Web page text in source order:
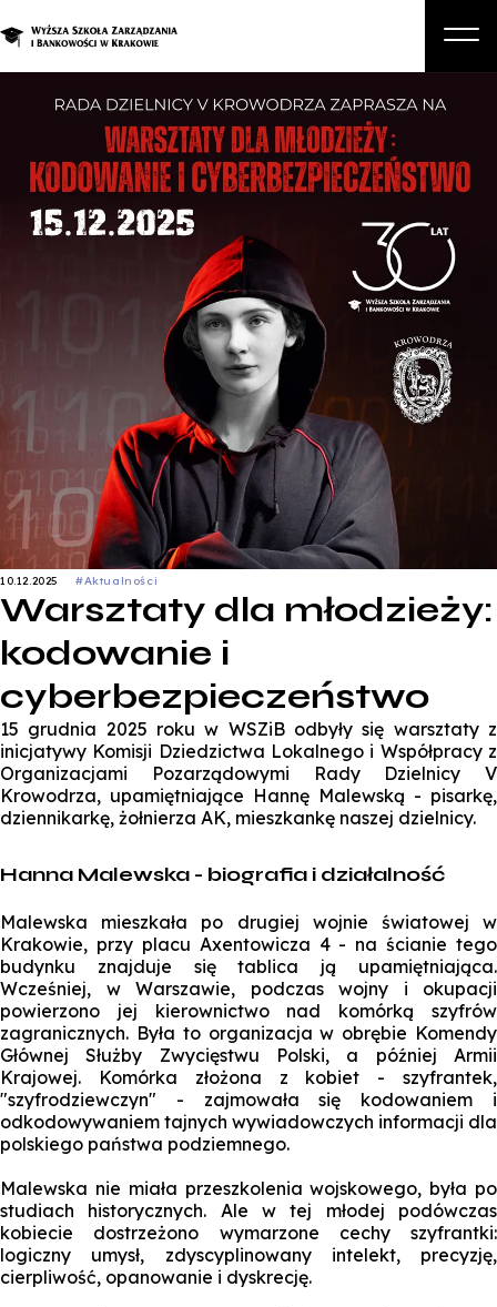
O nas
Studia
Kandydat
Student
Biznes
Zapisz się na studia
10.12.2025 #Aktualności
Warsztaty dla młodzieży:
kodowanie i
cyberbezpieczeństwo
15 grudnia 2025 roku w WSZiB odbyły się warsztaty z
inicjatywy Komisji Dziedzictwa Lokalnego i Współpracy z
Organizacjami Pozarządowymi Rady Dzielnicy V
Krowodrza, upamiętniające Hannę Malewską - pisarkę,
dziennikarkę, żołnierza AK, mieszkankę naszej dzielnicy.
Hanna Malewska - biografia i działalność
Malewska mieszkała po drugiej wojnie światowej w
Krakowie, przy placu Axentowicza 4 - na ścianie tego
budynku znajduje się tablica ją upamiętniająca.
Wcześniej, w Warszawie, podczas wojny i okupacji
powierzono jej kierownictwo nad komórką szyfrów
zagranicznych. Była to organizacja w obrębie Komendy
Głównej Służby Zwycięstwu Polski, a później Armii
Krajowej. Komórka złożona z kobiet - szyfrantek,
"szyfrodziewczyn" - zajmowała się kodowaniem i
odkodowywaniem tajnych wywiadowczych informacji dla
polskiego państwa podziemnego.
Malewska nie miała przeszkolenia wojskowego, była po
studiach historycznych. Ale w tej młodej podówczas
kobiecie dostrzeżono wymarzone cechy szyfrantki:
logiczny umysł, zdyscyplinowany intelekt, precyzję,
cierpliwość, opanowanie i dyskrecję.